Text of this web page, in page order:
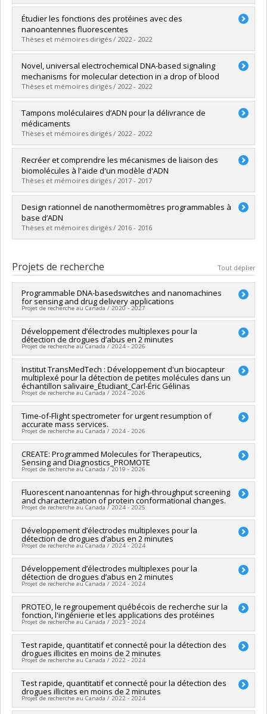
Lien vers le document dans Papyrus
Diplômé(e) :Lyalina, Tatiana
Cycle :Maîtrise
Diplôme obtenu :M. Sc.
Lien vers le document dans Papyrus
Étudier les fonctions des protéines avec des
nanoantennes fluorescentes
Thèses et mémoires dirigés / 2022 - 2022
Diplômé(e) :Harroun, Scott G.
Cycle :Doctorat
Diplôme obtenu :Ph. D.
Lien vers le document dans Papyrus
Novel, universal electrochemical DNA-based signaling
mechanisms for molecular detection in a drop of blood
Thèses et mémoires dirigés / 2022 - 2022
Diplômé(e) :Zhu, Guichi
Cycle :Doctorat
Diplôme obtenu :Ph. D.
Lien vers le document dans Papyrus
Tampons moléculaires d’ADN pour la délivrance de
médicaments
Thèses et mémoires dirigés / 2022 - 2022
Diplômé(e) :Desrosiers, Arnaud
Cycle :Doctorat
Diplôme obtenu :Ph. D.
Lien vers le document dans Papyrus
Recréer et comprendre les mécanismes de liaison des
biomolécules à l'aide d'un modèle d'ADN
Thèses et mémoires dirigés / 2017 - 2017
Diplômé(e) :Prévost-Tremblay, Carl
Cycle :Maîtrise
Diplôme obtenu :M. Sc.
Lien vers le document dans Papyrus
Design rationnel de nanothermomètres programmables à
base d’ADN
Thèses et mémoires dirigés / 2016 - 2016
Cycle : Maîtrise
Diplôme obtenu :M. Sc.
Lien vers le document dans Papyrus
Projets de recherche Tout déplier
Programmable DNA-basedswitches and nanomachines
for sensing and drug delivery applications
Projet de recherche au Canada / 2020 - 2027
Chercheur principal :Alexis Vallée-Bélisle
Sources de financement :CRSNG/Conseil de recherches en
sciences naturelles et génie du Canada (CRSNG)
subvention à la découverte individuelle ou de groupe
Développement d’électrodes multiplexes pour la
détection de drogues d’abus en 2 minutes
Projet de recherche au Canada / 2024 - 2026
Chercheur principal :Alexis Vallée-Bélisle
Co-chercheurs :Samy Cecioni
Sources de financement :MITACS Inc.
Programmes de subvention :PVXXXXXX-Stage Élévation
Québec - MITACS
Institut TransMedTech : Développement d'un biocapteur
multiplexé pour la détection de petites molécules dans un
échantillon salivaire_Étudiant_Carl-Éric Gélinas
Projet de recherche au Canada / 2024 - 2026
Chercheur principal :Carl-Éric Aubin
Co-chercheurs : Alexis Vallée-Bélisle
Sources de financement :
Programmes de subvention :PVXXXXXX-Grands défis de
société
Time-of-Flight spectrometer for urgent resumption of
accurate mass services.
Projet de recherche au Canada / 2024 - 2026
Chercheur principal :Samy Cecioni
Co-chercheurs : Stephen Hanessian
Lubell
Bélisle,Pierre Chaurand,Shawn Collins
Sources de financement :CRSNG/Conseil de recherches en
sciences naturelles et génie du Canada (CRSNG)
Programmes de subvention : PVXXXXXX-(OIR) Outils et
d'instruments de recherche (de 7 001 $ à 150 000 $)
CREATE: Programmed Molecules for Therapeutics,
Sensing and Diagnostics_PROMOTE
Projet de recherche au Canada / 2019 - 2026
Chercheur principal :Hanadi Sleiman
Co-chercheurs : Alexis Vallée-Bélisle
Sources de financement :
Programmes de subvention : PV118026-FONCER : Prog.
formation orientée nouveauté, la collaboration et
l'expérience en recherche
Fluorescent nanoantennas for high-throughput screening
and characterization of protein conformational changes.
Projet de recherche au Canada / 2024 - 2025
Chercheur principal :Alexis Vallée-Bélisle
Sources de financement :CRSNG/Conseil de recherches en
sciences naturelles et génie du Canada (CRSNG)
l'idée à l'innovation
Développement d’électrodes multiplexes pour la
détection de drogues d’abus en 2 minutes
Projet de recherche au Canada / 2024 - 2024
Chercheur principal :Alexis Vallée-Bélisle
Sources de financement :MITACS Inc. , Diagnostique Anasens
(12266466 Canada inc.)
Québec - MITACS ,
Développement d’électrodes multiplexes pour la
détection de drogues d’abus en 2 minutes
Projet de recherche au Canada / 2024 - 2024
Chercheur principal :Alexis Vallée-Bélisle
PROTEO, le regroupement québécois de recherche sur la
fonction, l'ingénierie et les applications des protéines
Projet de recherche au Canada / 2023 - 2024
Chercheur principal :Steve Bourgault
Co-chercheurs : Alexis Vallée-Bélisle
Sources de financement :
Programmes de subvention :PVXXXXXX-(RS) Programme de
regroupements stratégiques
Test rapide, quantitatif et connecté pour la détection des
drogues illicites en moins de 2 minutes
Projet de recherche au Canada / 2022 - 2024
Co-chercheurs : Alexis Vallée-Bélisle
Sources de financement :Ministère Économie et Innovation
Programmes de subvention :
Test rapide, quantitatif et connecté pour la détection des
drogues illicites en moins de 2 minutes
Projet de recherche au Canada / 2022 - 2024